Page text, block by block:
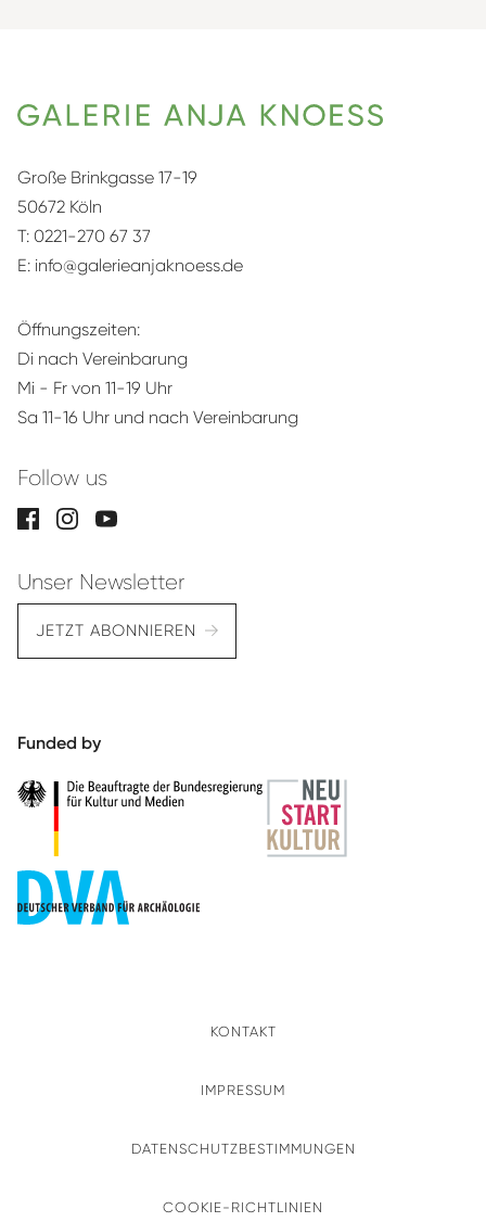
Große Brinkgasse 17-19
50672 Köln
T: 0221-270 67 37
E: info@galerieanjaknoess.de
Öffnungszeiten:
Di nach Vereinbarung
Mi - Fr von 11-19 Uhr
Sa 11-16 Uhr und nach Vereinbarung
Follow us
Unser Newsletter
JETZT ABONNIEREN
Funded by
KONTAKT
IMPRESSUM
DATENSCHUTZBESTIMMUNGEN
COOKIE-RICHTLINIEN